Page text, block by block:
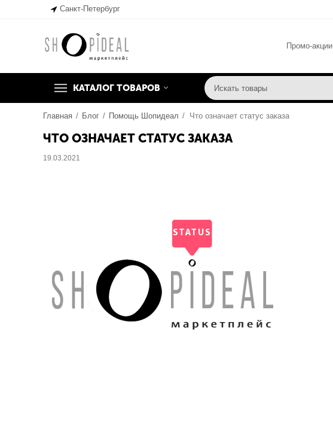
Санкт-Петербург
Промо-акции
КАТАЛОГ ТОВАРОВ
Главная / Блог / Помощь Шопидеал / Что означает статус заказа
ЧТО ОЗНАЧАЕТ СТАТУС ЗАКАЗА
19.03.2021